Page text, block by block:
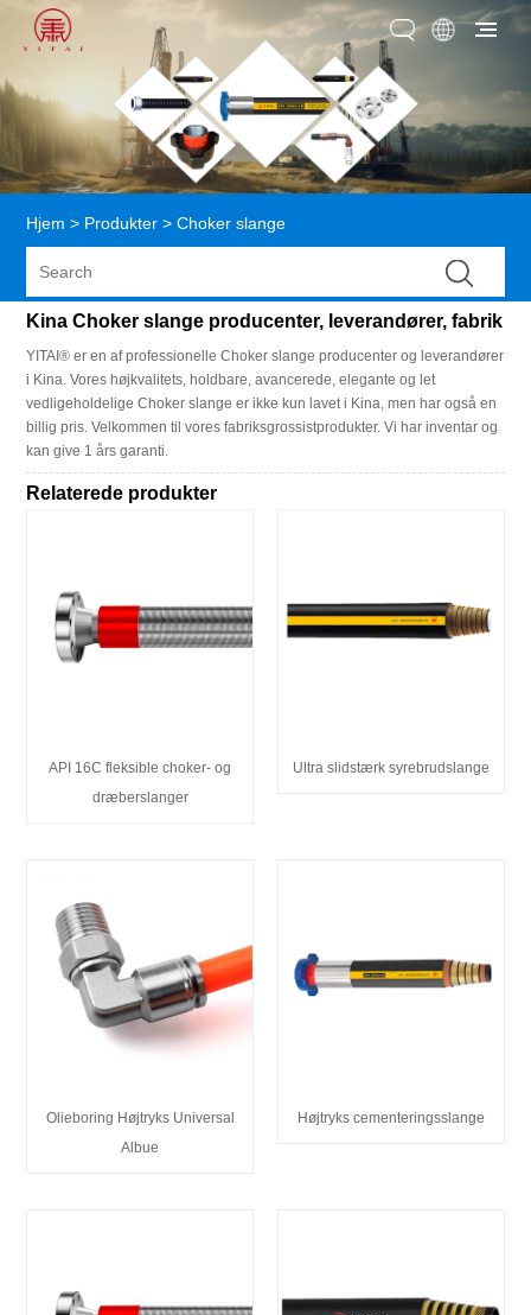
Hjem > Produkter > Choker slange
Kina Choker slange producenter, leverandører, fabrik
YITAI® er en af ​​professionelle Choker slange producenter og leverandører
i Kina. Vores højkvalitets, holdbare, avancerede, elegante og let
vedligeholdelige Choker slange er ikke kun lavet i Kina, men har også en
billig pris. Velkommen til vores fabriksgrossistprodukter. Vi har inventar og
kan give 1 års garanti.
Relaterede produkter
API 16C fleksible choker- og
dræberslanger
Ultra slidstærk syrebrudslange
Olieboring Højtryks Universal
Albue
Højtryks cementeringsslange